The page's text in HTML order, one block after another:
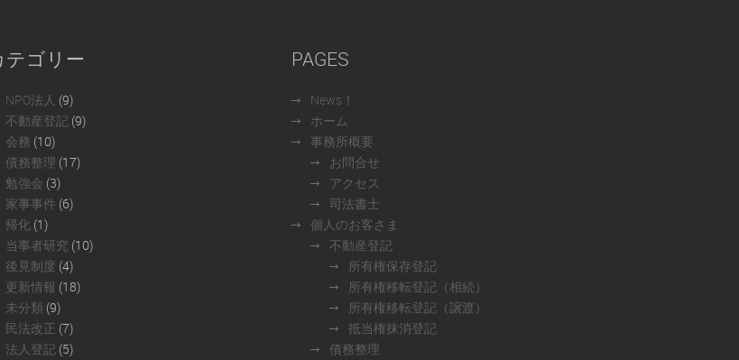
テゴリー
NPO法人 (9)
不動産登記 (9)
会務 (10)
債務整理 (17)
勉強会 (3)
家事事件 (6)
帰化 (1)
当事者研究 (10)
後見制度 (4)
更新情報 (18)
未分類 (9)
民法改正 (7)
法人登記 (5)
PAGES
News！
ホーム
事務所概要
お問合せ
アクセス
司法書士
個人のお客さま
不動産登記
所有権保存登記
所有権移転登記（相続）
所有権移転登記（譲渡）
抵当権抹消登記
債務整理